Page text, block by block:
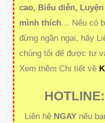
cao, Biểu diễn,
mình thích… Nếu có
đừng ngần ngại, hãy
chúng tôi để được tư
Xem thêm Chi tiết về
HOTLINE:
Liên hệ NGAYnếu